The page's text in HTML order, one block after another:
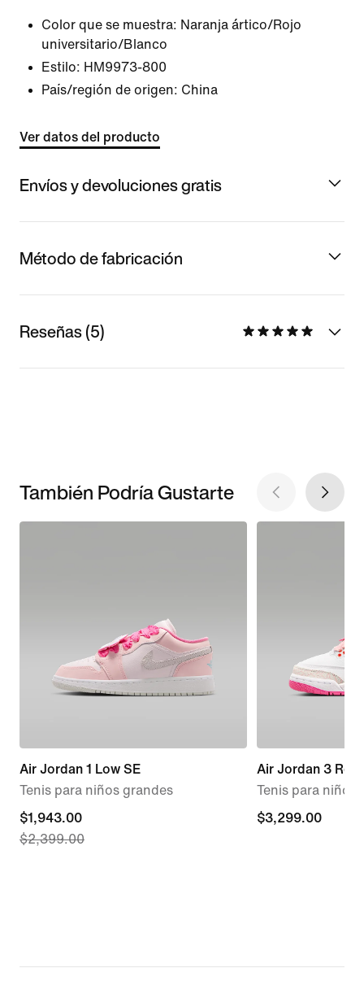
Color que se muestra: Naranja ártico/Rojo
universitario/Blanco
Estilo: HM9973-800
País/región de origen: China
Ver datos del producto
Envíos y devoluciones gratis
Método de fabricación
Reseñas (5)
También Podría Gustarte
Air Jordan 1 Low SE
Tenis para niños grandes
current
price
$1,943.00
$2,399.00
Air Jordan 3
Tenis para niños
$3,299.00
$3,299.00